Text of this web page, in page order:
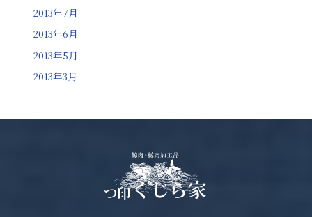
2013年7月
2013年6月
2013年5月
2013年3月